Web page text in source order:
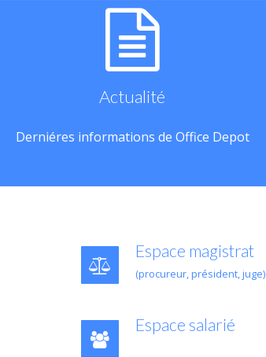
Actualité
Derniéres informations de Office Depot
Espace magistrat
(procureur, président, juge)
Espace salarié